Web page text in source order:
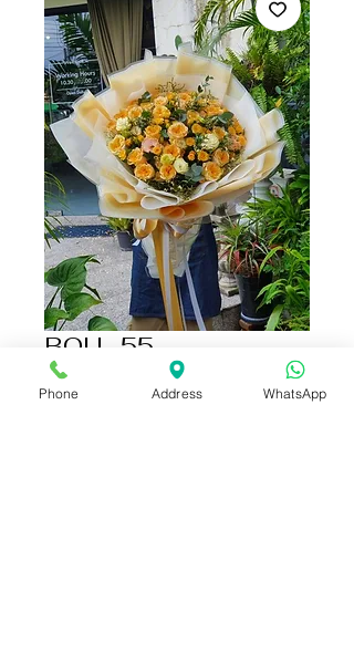
BOU- 55
฿3,500.00 ราคา
Phone Address WhatsApp